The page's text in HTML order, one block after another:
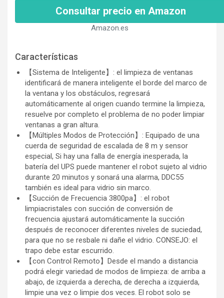
Consultar precio en Amazon
Amazon.es
Características
【Sistema de Inteligente】: el limpieza de ventanas
identificará de manera inteligente el borde del marco de
la ventana y los obstáculos, regresará
automáticamente al origen cuando termine la limpieza,
resuelve por completo el problema de no poder limpiar
ventanas a gran altura.
【Múltiples Modos de Protección】: Equipado de una
cuerda de seguridad de escalada de 8 m y sensor
especial, Si hay una falla de energía inesperada, la
batería del UPS puede mantener el robot sujeto al vidrio
durante 20 minutos y sonará una alarma, DDC55
también es ideal para vidrio sin marco.
【Succión de Frecuencia 3800pa】: el robot
limpiacristales con succión de conversión de
frecuencia ajustará automáticamente la succión
después de reconocer diferentes niveles de suciedad,
para que no se resbale ni dañe el vidrio. CONSEJO: el
trapo debe estar escurrido.
【con Control Remoto】Desde el mando a distancia
podrá elegir variedad de modos de limpieza: de arriba a
abajo, de izquierda a derecha, de derecha a izquierda,
limpie una vez o limpie dos veces. El robot solo se